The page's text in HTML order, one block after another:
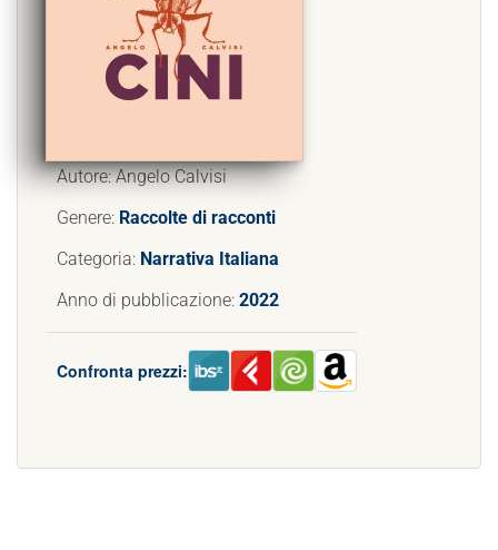
Autore: Angelo Calvisi
Genere: Raccolte di racconti
Categoria: Narrativa Italiana
Anno di pubblicazione: 2022
Confronta prezzi: